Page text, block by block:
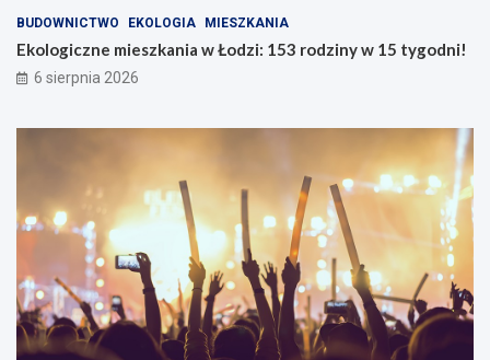
BUDOWNICTWO EKOLOGIA MIESZKANIA
Ekologiczne mieszkania w Łodzi: 153 rodziny w 15 tygodni!
6 sierpnia 2026